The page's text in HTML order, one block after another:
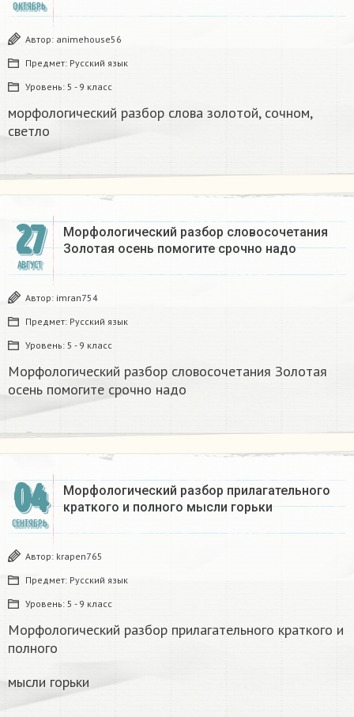
ОКТЯБРЬ
Автор: animehouse56
Предмет: Русский язык
Уровень: 5 - 9 класс
морфологический разбор слова золотой, сочном,
светло​
27
АВГУСТ
Морфологический разбор словосочетания
Золотая осень помогите срочно надо
Автор: imran754
Предмет: Русский язык
Уровень: 5 - 9 класс
Морфологический разбор словосочетания Золотая
осень помогите срочно надо
04
СЕНТЯБРЬ
Морфологический разбор прилагательного
краткого и полного мысли горьки
Автор: krapen765
Предмет: Русский язык
Уровень: 5 - 9 класс
Морфологический разбор прилагательного краткого и
полного
мысли горьки